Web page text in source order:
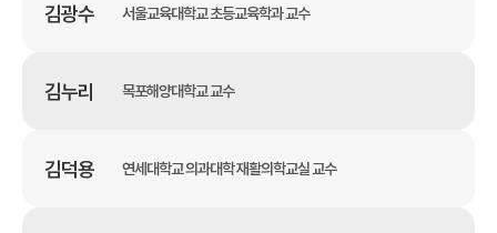
김광수 서울교육대학교 초등교육학과 교수
김누리 목포해양대학교 교수
김덕용 연세대학교 의과대학 재활의학교실 교수